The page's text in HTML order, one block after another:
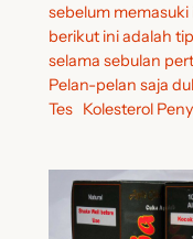
sebelum
berikut ini adalah
selama sebulan
Pelan-pelan saja
Tes Kolesterol